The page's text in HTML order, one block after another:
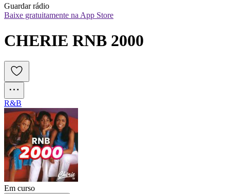
Guardar rádio
Baixe gratuitamente na App Store
CHERIE RNB 2000
R&B
Em curso